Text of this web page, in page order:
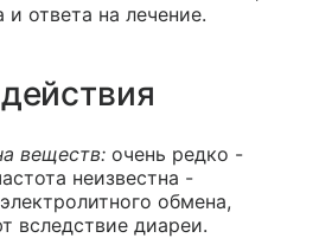
и ответа на лечение.
веществ: очень редко -
неизвестна -
обмена,
вследствие диареи.